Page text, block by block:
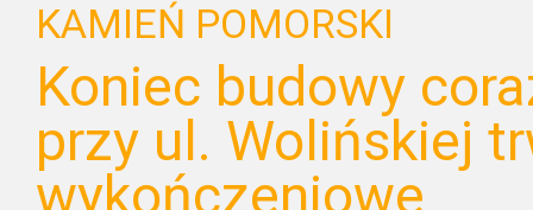
KAMIEŃ POMORSKI
Koniec budowy
przy ul. Wolińskiej
wykończeniowe